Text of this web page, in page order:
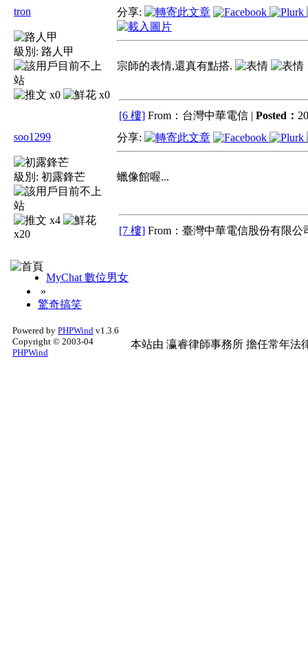
tron
級別: 路人甲
x0 x0
分享:
宗師的表情,還真有點搭.
[6 樓] From：台灣中華電信 | Posted：
soo1299
級別: 初露鋒芒
x4
x20
分享:
蠟像館喔...
[7 樓] From：臺灣中華電信股份有限公
MyChat 數位男女
»
驚奇搞笑
Powered by PHPWind v1.3.6
Copyright © 2003-04
PHPWind
本站由 瀛睿律師事務所 擔任常年法